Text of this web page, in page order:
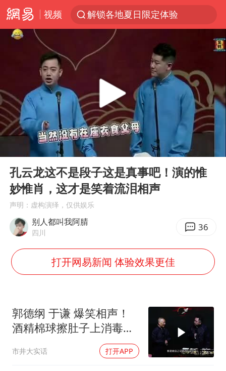
视频
解锁各地夏日限定体验
白海豚将正面袭击贯穿浙江
四川宜宾市珙县发生3.4级地震
黄金创今年来最大单周涨幅
香港宏福苑火灾或由烟头引起
浙江台州《告全体市民书》
女主硬加吻戏短剧已下架
周末打虎 宋致远被查
台风白海豚实时路径
郑丽文：台湾从来没有“独立”过
女子网购名牌包发现是自己丢的那只
《给阿嬷的情书》售后来了
万岁山接盘烂尾恒大文旅城
上海轮渡全线停航
Play
00:00 10:22
孔云龙这不是段子这是真事吧！演的惟
妙惟肖，这才是笑着流泪相声
声明：虚构演绎，仅供娱乐
别人都叫我阿腈
四川 36
打开网易新闻 体验效果更佳
郭德纲 于谦 爆笑相声！
酒精棉球擦肚子上消毒，
拿云南白药擦刀，是不是
擦反了？
市井大实话 打开APP